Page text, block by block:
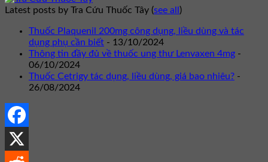
Latest posts by Tra Cứu Thuốc Tây (see all )
Thuốc Plaquenil 200mg công dụng, liều dùng và tác
dụng phụ cần biết - 13/10/2024
Thông tin đầy đủ về thuốc ung thư Lenvaxen 4mg -
06/10/2024
Thuốc Cetrigy tác dụng, liều dùng, giá bao nhiêu? -
26/08/2024